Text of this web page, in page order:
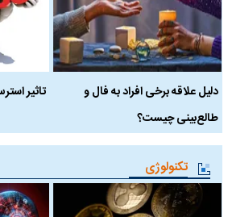
دلیل علاقه برخی افراد به فال و
طالع‌بینی چیست؟
تاثیر
تکنولوژی